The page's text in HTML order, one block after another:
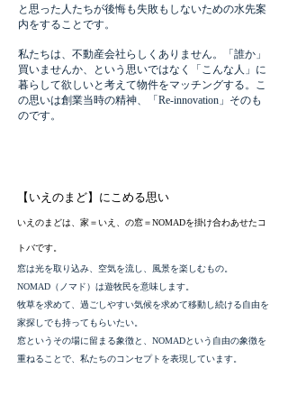
と思った人たちが後悔も失敗もしないための水先案
内をすることです。
私たちは、不動産会社らしくありません。「誰か」
買いませんか、という思いではなく「こんな人」に
暮らして欲しいと考えて物件をマッチングする。こ
の思いは創業当時の精神、「Re-innovation」そのも
のです。
​【いえのまど】にこめる思い
いえのまどは、家＝いえ、の窓＝NOMADを掛け合わあせたコ
トバです。
窓は光を取り込み、空気を流し、風景を楽しむもの。
NOMAD（ノマド）は遊牧民を意味します。
牧草を求めて、過ごしやすい気候を求めて移動し続ける自由を
家探しでも持ってもらいたい。
窓というその場に留まる象徴と、NOMADという自由の象徴を
重ねることで、私たちのコンセプトを表現しています。